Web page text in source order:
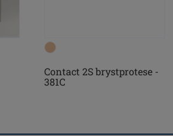
Contact 2S brystprotese -
381C